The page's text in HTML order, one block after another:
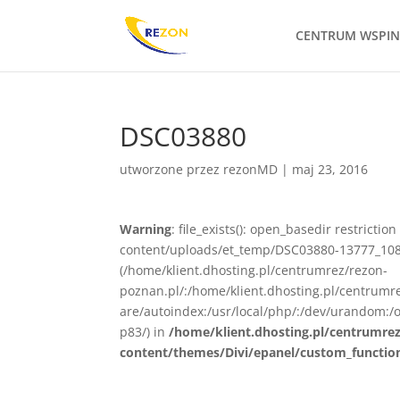
CENTRUM
DSC03880
utworzone przez rezonMD | maj 23, 2016
Warning: file_exists(): open_basedir
content/uploads/et_temp/DSC03880-
(/home/klient.dhosting.pl/centrumrez/rezon-
poznan.pl/:/home/klient.dhosting.pl/
are/autoindex:/usr/local/php/:/dev/
p83/) in/home/klient.dhosting.pl/
content/themes/Divi/epanel/